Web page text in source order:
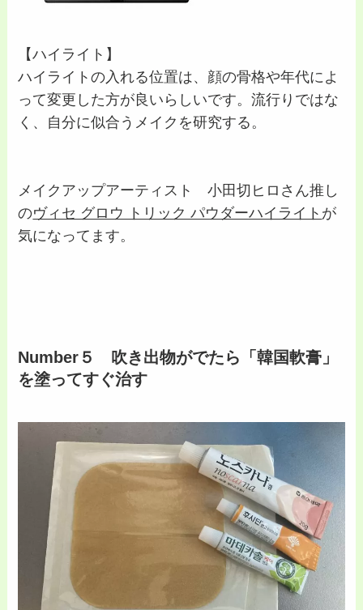
【ハイライト】
ハイライトの入れる位置は、顔の骨格や年代によ
って変更した方が良いらしいです。流行りではな
く、自分に似合うメイクを研究する。
メイクアップアーティスト 小田切ヒロさん推し
のヴィセ グロウ トリック パウダーハイライト が
気になってます。
Number５ 吹き出物がでたら「韓国軟膏」
を塗ってすぐ治す